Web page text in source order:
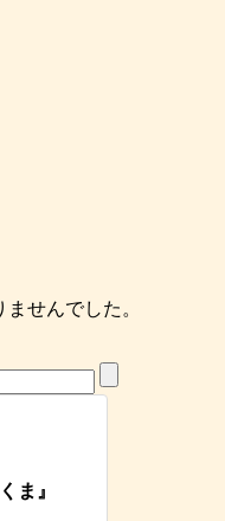
せんでした。
ま 』